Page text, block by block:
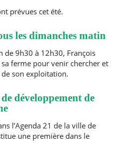
prévues cet été.
les dimanches matin
de 9h30 à 12h30, François
ferme pour venir chercher et
son exploitation.
développement de
l’Agenda 21 de la ville de
une première dans le